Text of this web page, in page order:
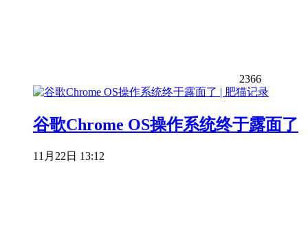
2366
谷歌Chrome OS操作系统终于露面了
11月22日 13:12